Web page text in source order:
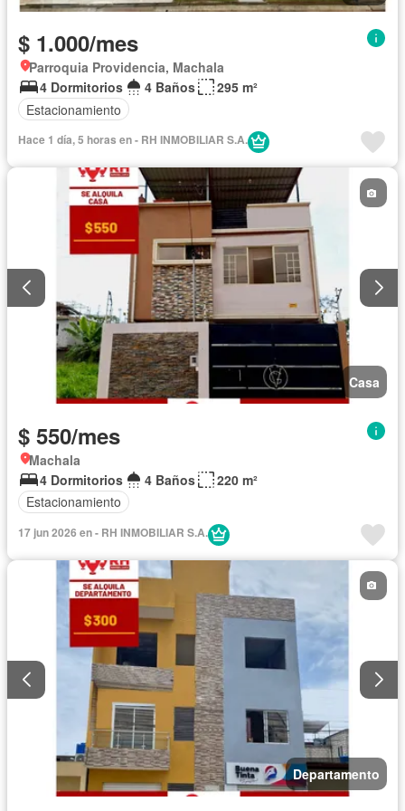
$ 1.000/mes
Parroquia Providencia, Machala
4 Dormitorios
4 Baños
295 m²
Estacionamiento
Hace 1 día, 5 horas en - RH INMOBILIAR S.A.
Casa
$ 550/mes
Machala
4 Dormitorios
4 Baños
220 m²
Estacionamiento
17 jun 2026 en - RH INMOBILIAR S.A.
Departamento